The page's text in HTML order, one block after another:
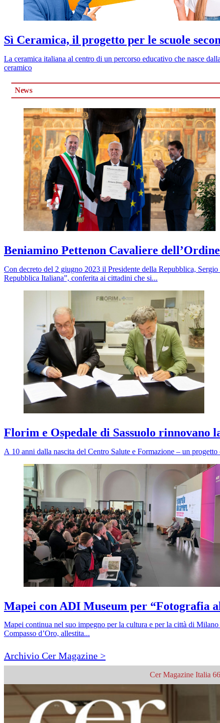
Sì Ceramica, il progetto per le scuole
La ceramica italiana al centro di un percorso educativo che nasce
ceramico
News
Beniamino Pettenon Cavaliere
Con decreto del 2 giugno 2023 il Presidente della Repubblica,
Repubblica Italiana”, conferita ai cittadini che si...
Florim e Ospedale di Sassuolo
A 10 anni dalla nascita del Centro Salute e Formazione – un
Mapei con ADI Museum per “Fotografia
Mapei continua nel suo impegno per la cultura e per la città di
Compasso d’Oro, allestita...
Archivio Cer Magazine >
Cer Magazine Italia